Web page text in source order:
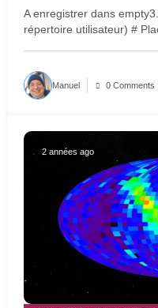
A enregistrer dans
répertoire utilisateur) #
Manuel 0 Comments
2 années ago